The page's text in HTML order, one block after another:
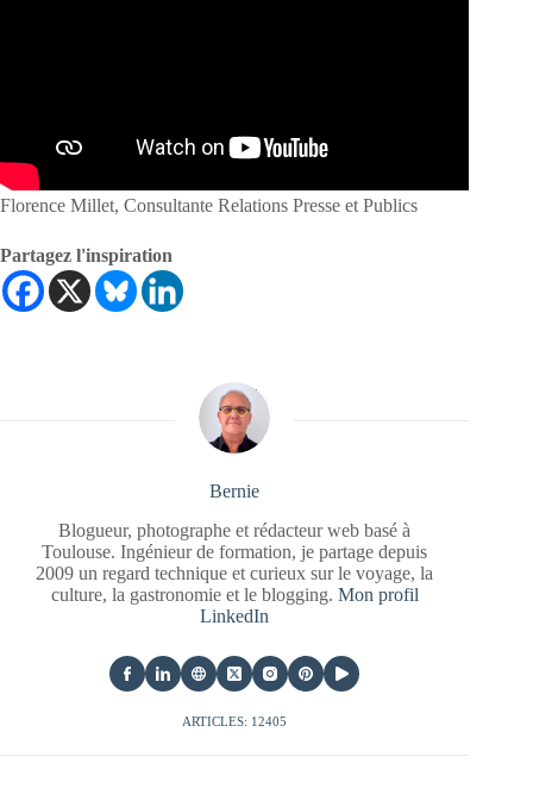
Florence Millet, Consultante Relations Presse et Publics
Partagez l'inspiration
Bernie
Blogueur, photographe et rédacteur web basé à
Toulouse. Ingénieur de formation, je partage depuis
2009 un regard technique et curieux sur le voyage, la
culture, la gastronomie et le blogging. Mon profil
LinkedIn
ARTICLES: 12405